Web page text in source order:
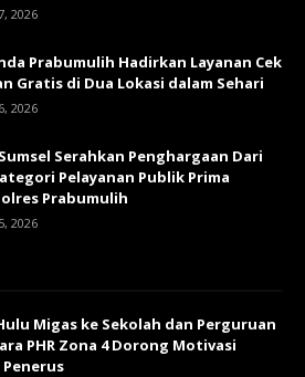
2026
Prabumulih Hadirkan Layanan Cek
Gratis di Dua Lokasi dalam Sehari
2026
Serahkan Penghargaan Dari
Pelayanan Publik Prima
Prabumulih
2026
Migas ke Sekolah dan Perguruan
PHR Zona 4 Dorong Motivasi